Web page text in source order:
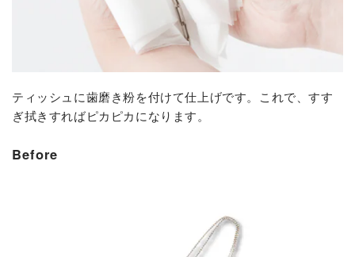
ティッシュに歯磨き粉を付けて仕上げです。これで、すす
ぎ拭きすればピカピカになります。
Before